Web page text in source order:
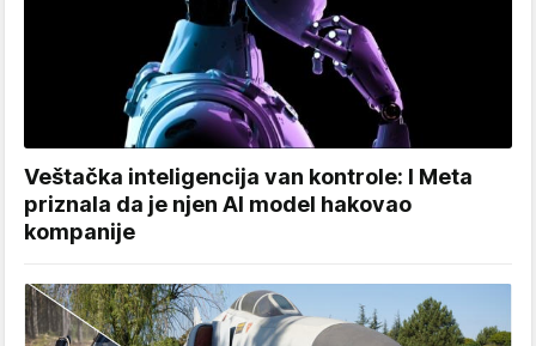
Veštačka inteligencija van kontrole: I Meta
priznala da je njen AI model hakovao
kompanije